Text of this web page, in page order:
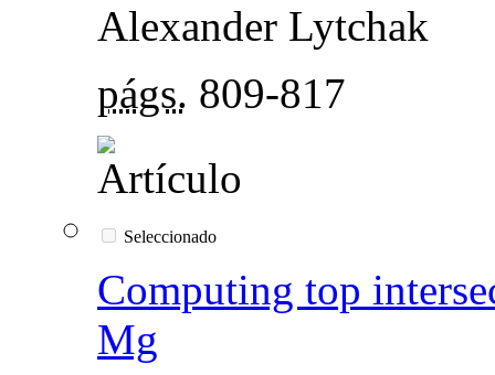
Alexander Lytchak
págs. 809-817
Seleccionado
Computing top
Mg